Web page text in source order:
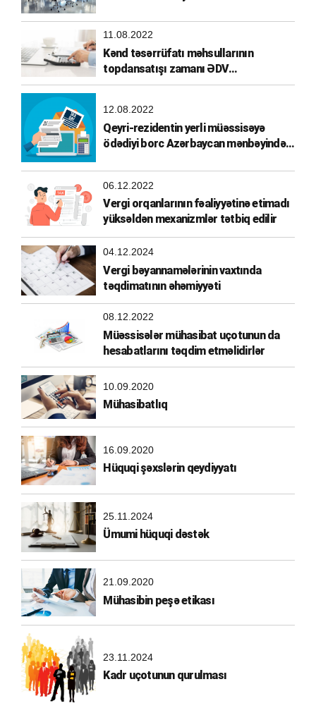
11.08.2022
Kənd təsərrüfatı məhsullarının
topdansatışı zamanı ƏDV
hesablanması
12.08.2022
Qeyri-rezidentin yerli müəssisəyə
ödədiyi borc Azərbaycan mənbəyindən
06.12.2022
Vergi orqanlarının fəaliyyətinə etimadı
yüksəldən mexanizmlər tətbiq edilir
04.12.2024
Vergi bəyannamələrinin vaxtında
təqdimatının əhəmiyyəti
08.12.2022
Müəssisələr mühasibat uçotunun da
hesabatlarını təqdim etməlidirlər
10.09.2020
Mühasibatlıq
16.09.2020
Hüquqi şəxslərin qeydiyyatı
25.11.2024
Ümumi hüquqi dəstək
21.09.2020
Mühasibin peşə etikası
23.11.2024
Kadr uçotunun qurulması